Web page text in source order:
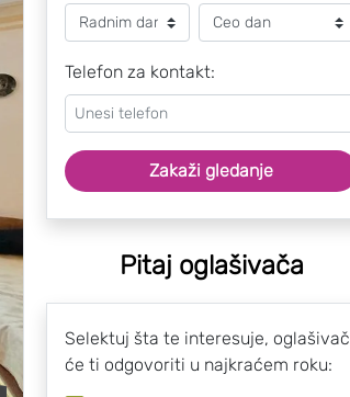
Telefon za kontakt:
Zakaži gledanje
Pitaj oglašivača
Selektuj šta te interesuje, oglašivač
će ti odgovoriti u najkraćem roku: